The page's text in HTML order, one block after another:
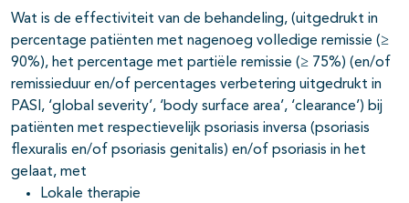
open- en dichtklappen
open- en dichtklappen
Wat is de effectiviteit van de behandeling, (uitgedrukt in
percentage patiënten met nagenoeg volledige remissie (≥
90%), het percentage met partiële remissie (≥ 75%) (en/of
remissieduur en/of percentages verbetering uitgedrukt in
PASI, ‘global severity’, ‘body surface area’, ‘clearance’) bij
patiënten met respectievelijk psoriasis inversa (psoriasis
flexuralis en/of psoriasis genitalis) en/of psoriasis in het
gelaat, met
Lokale therapie